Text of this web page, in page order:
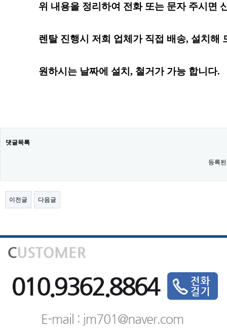
위 내용을 정리하여 전화 또는 문자 주시면
렌탈 진행시 저희 업체가 직접 배송, 설치해
원하시는 날짜에 설치, 철거가 가능 합니다.
댓글목록
등록
이전글 다음글